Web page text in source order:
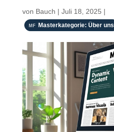
von Bauch | Juli 18, 2025 |
Masterkategorie: Über uns